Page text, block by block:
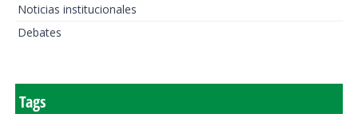
Noticias institucionales
Debates
Tags